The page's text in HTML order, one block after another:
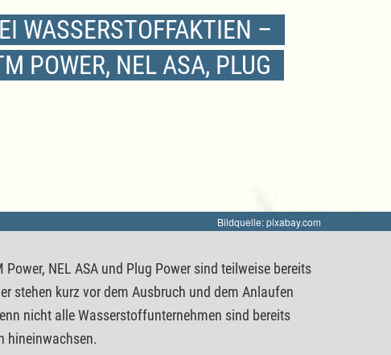
WASSERSTOFFAKTIEN –
POWER, NEL ASA, PLUG
Bildquelle: pixabay.com
NEL ASA und Plug Power sind teilweise bereits
stehen kurz vor dem Ausbruch und dem Anlaufen
nicht alle Wasserstoffunternehmen sind bereits
hineinwachsen.